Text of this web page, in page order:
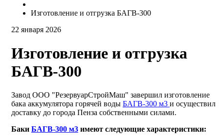
Изготовление и отгрузка БАГВ-300
22 января 2026
Изготовление и отгрузка
БАГВ-300
Завод ООО "РезервуарСтройМаш" завершил изготовление
бака аккумулятора горячей воды БАГВ-300 м3 и осуществил
доставку до города Пенза собственными силами.
Баки БАГВ-300 м3 имеют следующие характеристики: